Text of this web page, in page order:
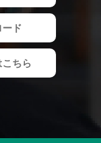
ド
ちら